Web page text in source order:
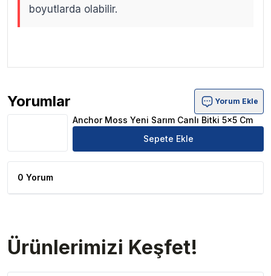
boyutlarda olabilir.
Yorumlar
Anchor Moss Yeni Sarım Canlı Bitki 5x5 Cm Ürün
Yorum Ekle
Anchor Moss Yeni Sarım Canlı Bitki 5x5 Cm
Sepete Ekle
0 Yorum
Ürünlerimizi Keşfet!